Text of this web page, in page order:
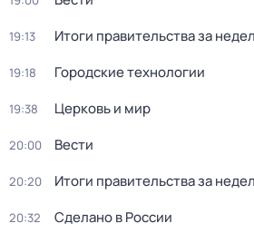
19:13 Итоги правительства за
19:18 Городские технологии
19:38 Церковь и мир
20:00 Вести
20:20 Итоги правительства за
20:32 Сделано в России